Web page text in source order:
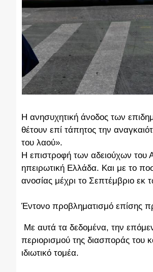
Η ανησυχητική άνοδος των
θέτουν επί τάπητος την
του λαού».
Η επιστροφή των αδειούχων του
ηπειρωτική Ελλάδα. Και με το
ανοσίας μέχρι το Σεπτέμβριο εκ
Έντονο προβληματισμό επίσης
Με αυτά τα δεδομένα, την
περιορισμού της διασποράς του
ιδιωτικό τομέα.